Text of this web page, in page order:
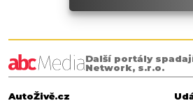
Další portály
Network, s.r.o.
AutoŽivě.cz